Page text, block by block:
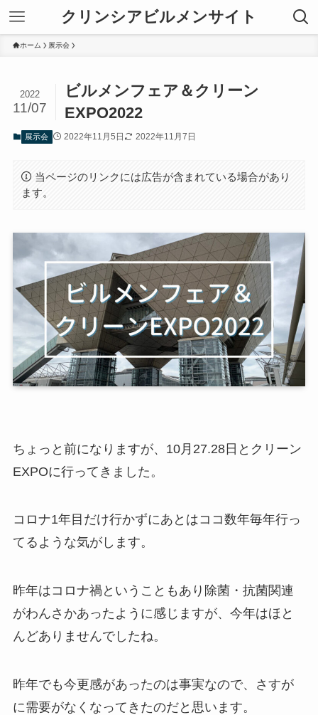
クリンシアビルメンサイト
ホーム 展示会
ビルメンフェア＆クリーン
EXPO2022
2022
11/07
展示会 2022年11月5日 2022年11月7日
当ページのリンクには広告が含まれている場合があり
ます。
ちょっと前になりますが、10月27.28日とクリーン
EXPOに行ってきました。
コロナ1年目だけ行かずにあとはココ数年毎年行っ
てるような気がします。
昨年はコロナ禍ということもあり除菌・抗菌関連
がわんさかあったように感じますが、今年はほと
んどありませんでしたね。
昨年でも今更感があったのは事実なので、さすが
に需要がなくなってきたのだと思います。